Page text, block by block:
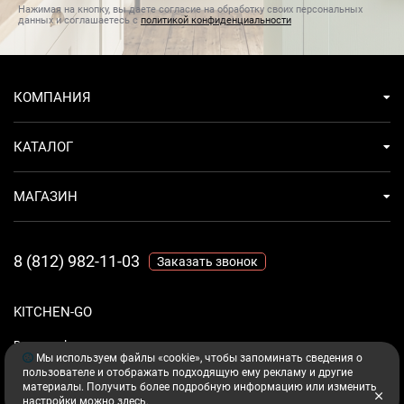
Компактный холодильник для вина
При всей своей компактности узкий холодильник для
вина вместителен и удобен в использовании, а его
элегантной коллекции: компактным духовым шкафом и
кофемашиной.
Нажимая на кнопку, вы даете согласие на обработку своих персональных
данных и соглашаетесь с политикой конфиденциальности
KITCHEN-GO
Ваш комфорт - дело техники.
КОМПАНИЯ
КАТАЛОГ
МАГАЗИН
8 (812) 982-11-03 Заказать звонок
Мы используем файлы «cookie», чтобы запоминать сведения о
пользователе и отображать подходящую ему рекламу и другие
материалы. Получить более подробную информацию или изменить
настройки можно здесь.